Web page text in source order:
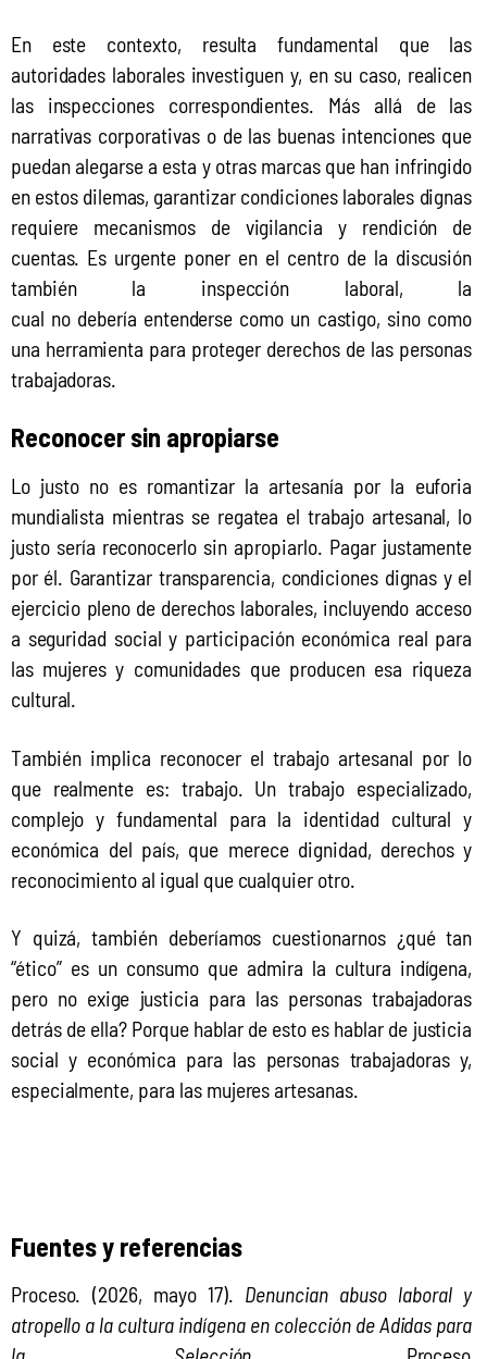
En este contexto, resulta fundamental que las
autoridades laborales investiguen y, en su caso, realicen
las inspecciones correspondientes. Más allá de las
narrativas corporativas o de las buenas intenciones que
puedan alegarse a esta y otras marcas que han infringido
en estos dilemas, garantizar condiciones laborales dignas
requiere mecanismos de vigilancia y rendición de
cuentas. Es urgente poner en el centro de la discusión
también la inspección laboral, la
cual no debería entenderse como un castigo, sino como
una herramienta para proteger derechos de las personas
trabajadoras.
Reconocer sin apropiarse
Lo justo no es romantizar la artesanía por la euforia
mundialista mientras se regatea el trabajo artesanal, lo
justo sería reconocerlo sin apropiarlo. Pagar justamente
por él. Garantizar transparencia, condiciones dignas y el
ejercicio pleno de derechos laborales, incluyendo acceso
a seguridad social y participación económica real para
las mujeres y comunidades que producen esa riqueza
cultural.
También implica reconocer el trabajo artesanal por lo
que realmente es: trabajo. Un trabajo especializado,
complejo y fundamental para la identidad cultural y
económica del país, que merece dignidad, derechos y
reconocimiento al igual que cualquier otro.
Y quizá, también deberíamos cuestionarnos ¿qué tan
“ético” es un consumo que admira la cultura indígena,
pero no exige justicia para las personas trabajadoras
detrás de ella? Porque hablar de esto es hablar de justicia
social y económica para las personas trabajadoras y,
especialmente, para las mujeres artesanas.
Fuentes y referencias
Proceso. (2026, mayo 17). Denuncian abuso laboral y
atropello a la cultura indígena en colección de Adidas para